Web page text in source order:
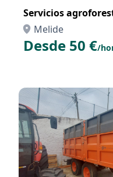
Servicios
Melide
Desde 50 €/